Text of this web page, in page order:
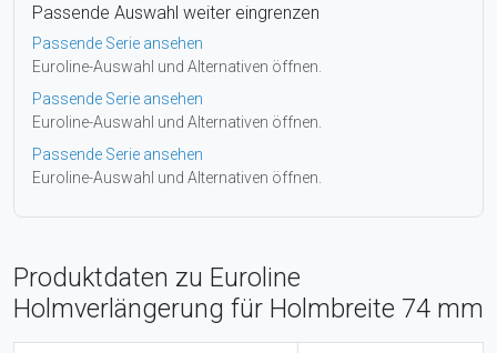
Passende Auswahl weiter eingrenzen
Passende Serie ansehen
Euroline-Auswahl und Alternativen öffnen.
Passende Serie ansehen
Euroline-Auswahl und Alternativen öffnen.
Passende Serie ansehen
Euroline-Auswahl und Alternativen öffnen.
Produktdaten zu Euroline
Holmverlängerung für Holmbreite 74 mm